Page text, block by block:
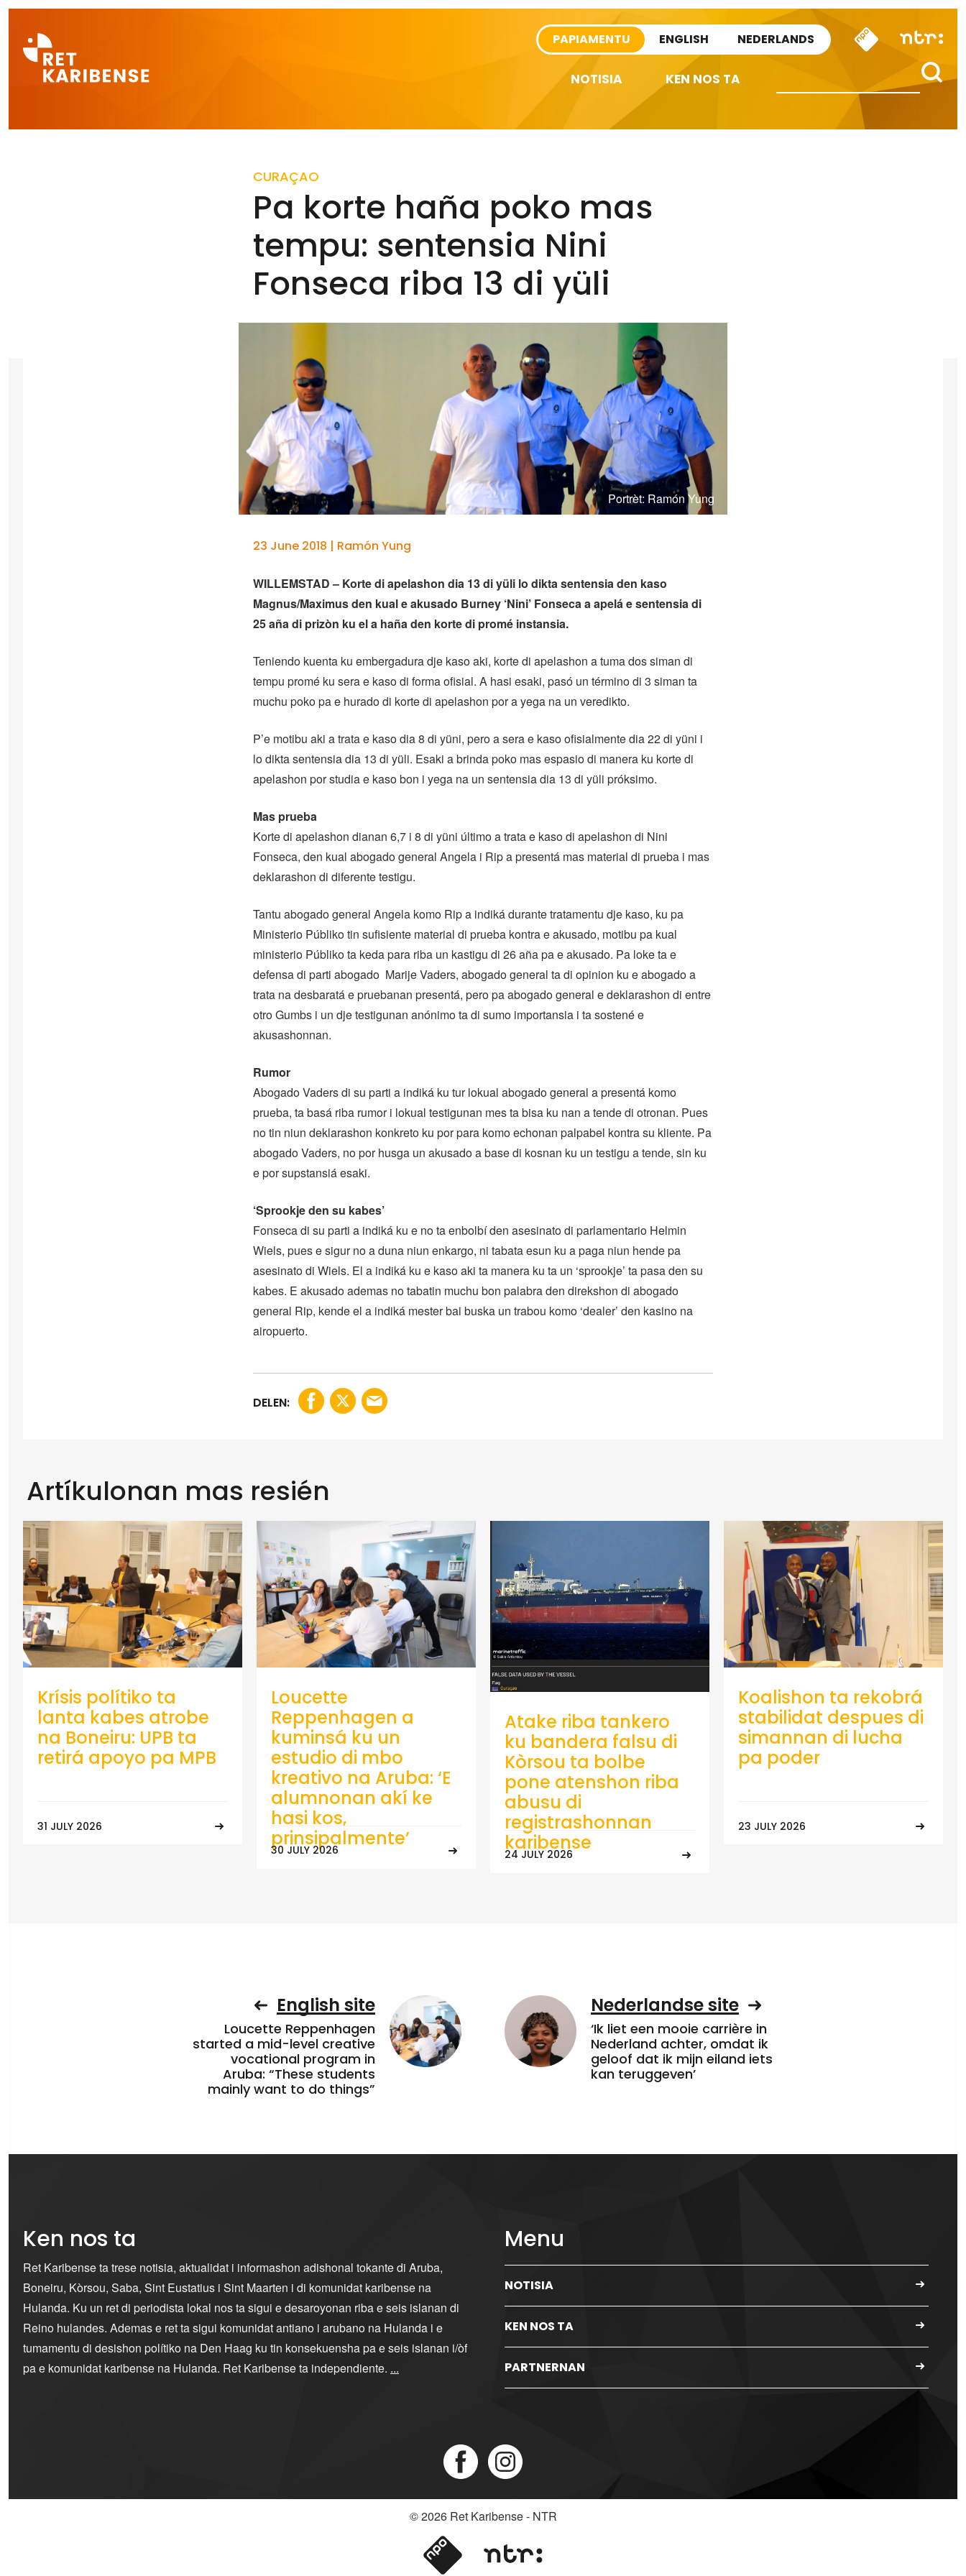
PAPIAMENTU ENGLISH NEDERLANDS
NOTISIA KEN NOS TA
CURAÇAO
Pa korte haña poko mas
tempu: sentensia Nini
Fonseca riba 13 di yüli
Portrèt: Ramón Yung
23 June 2018 | Ramón Yung
WILLEMSTAD – Korte di apelashon dia 13 di yüli lo dikta sentensia den kaso
Magnus/Maximus den kual e akusado Burney ‘Nini’ Fonseca a apelá e sentensia di
25 aña di prizòn ku el a haña den korte di promé instansia.
Teniendo kuenta ku embergadura dje kaso aki, korte di apelashon a tuma dos siman di
tempu promé ku sera e kaso di forma ofisial. A hasi esaki, pasó un término di 3 siman ta
muchu poko pa e hurado di korte di apelashon por a yega na un veredikto.
P’e motibu aki a trata e kaso dia 8 di yüni, pero a sera e kaso ofisialmente dia 22 di yüni i
lo dikta sentensia dia 13 di yüli. Esaki a brinda poko mas espasio di manera ku korte di
apelashon por studia e kaso bon i yega na un sentensia dia 13 di yüli próksimo.
Mas prueba
Korte di apelashon dianan 6,7 i 8 di yüni último a trata e kaso di apelashon di Nini
Fonseca, den kual abogado general Angela i Rip a presentá mas material di prueba i mas
deklarashon di diferente testigu.
Tantu abogado general Angela komo Rip a indiká durante tratamentu dje kaso, ku pa
Ministerio Públiko tin sufisiente material di prueba kontra e akusado, motibu pa kual
ministerio Públiko ta keda para riba un kastigu di 26 aña pa e akusado. Pa loke ta e
defensa di parti abogado Marije Vaders, abogado general ta di opinion ku e abogado a
trata na desbaratá e pruebanan presentá, pero pa abogado general e deklarashon di entre
otro Gumbs i un dje testigunan anónimo ta di sumo importansia i ta sostené e
akusashonnan.
Rumor
Abogado Vaders di su parti a indiká ku tur lokual abogado general a presentá komo
prueba, ta basá riba rumor i lokual testigunan mes ta bisa ku nan a tende di otronan. Pues
no tin niun deklarashon konkreto ku por para komo echonan palpabel kontra su kliente. Pa
abogado Vaders, no por husga un akusado a base di kosnan ku un testigu a tende, sin ku
e por supstansiá esaki.
‘Sprookje den su kabes’
Fonseca di su parti a indiká ku e no ta enbolbí den asesinato di parlamentario Helmin
Wiels, pues e sigur no a duna niun enkargo, ni tabata esun ku a paga niun hende pa
asesinato di Wiels. El a indiká ku e kaso aki ta manera ku ta un ‘sprookje’ ta pasa den su
kabes. E akusado ademas no tabatin muchu bon palabra den direkshon di abogado
general Rip, kende el a indiká mester bai buska un trabou komo ‘dealer’ den kasino na
airopuerto.
DELEN:
Artíkulonan mas resién
Krísis polítiko ta
lanta kabes atrobe
na Boneiru: UPB ta
retirá apoyo pa MPB
31 JULY 2026
Loucette
Reppenhagen a
kuminsá ku un
estudio di mbo
kreativo na Aruba: ‘E
alumnonan akí ke
hasi kos,
prinsipalmente’
30 JULY 2026
Atake riba tankero
ku bandera falsu di
Kòrsou ta bolbe
pone atenshon riba
abusu di
registrashonnan
karibense
24 JULY 2026
Koalishon ta rekobrá
stabilidat despues di
simannan di lucha
pa poder
23 JULY 2026
English site
Loucette Reppenhagen
started a mid-level creative
vocational program in
Aruba: “These students
mainly want to do things”
Nederlandse site
‘Ik liet een mooie carrière in
Nederland achter, omdat ik
geloof dat ik mijn eiland iets
kan teruggeven’
Ken nos ta
Ret Karibense ta trese notisia, aktualidat i informashon adishonal tokante di Aruba,
Boneiru, Kòrsou, Saba, Sint Eustatius i Sint Maarten i di komunidat karibense na
Hulanda. Ku un ret di periodista lokal nos ta sigui e desaroyonan riba e seis islanan di
Reino hulandes. Ademas e ret ta sigui komunidat antiano i arubano na Hulanda i e
tumamentu di desishon polítiko na Den Haag ku tin konsekuensha pa e seis islanan i/òf
pa e komunidat karibense na Hulanda. Ret Karibense ta independiente. ...
Menu
NOTISIA
KEN NOS TA
PARTNERNAN
© 2026 Ret Karibense - NTR